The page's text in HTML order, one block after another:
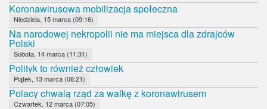
Koronawirusowa mobilizacja społeczna
Niedziela, 15 marca (09:16)
Na narodowej nekropolii nie ma miejsca dla zdrajców
Polski
Sobota, 14 marca (11:31)
Polityk to również człowiek
Piątek, 13 marca (08:21)
Polacy chwalą rząd za walkę z koronawirusem
Czwartek, 12 marca (07:05)